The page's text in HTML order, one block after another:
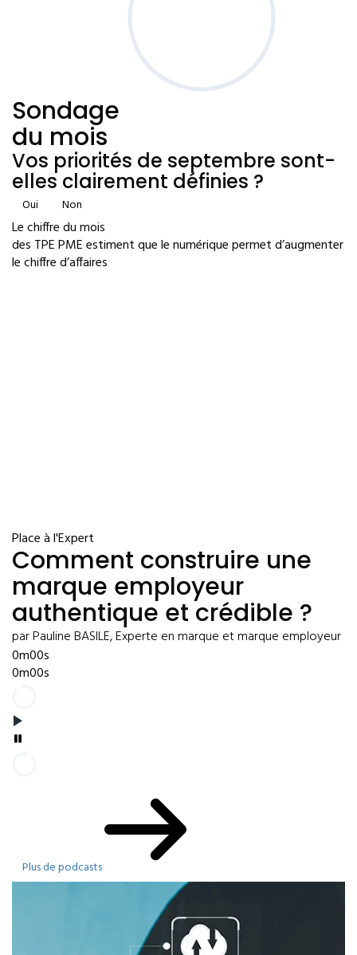
Sondage
du mois
Vos priorités de septembre sont-
elles clairement définies ?
Oui Non
Le chiffre du mois
des TPE PME estiment que le numérique permet d’augmenter
le chiffre d’affaires
Place à l'Expert
Comment construire une
marque employeur
authentique et crédible ?
par Pauline BASILE, Experte en marque et marque employeur
0m00s
0m00s
Plus de podcasts